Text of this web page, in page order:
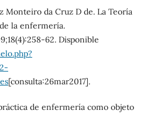
Monteiro da Cruz D de. La Teoría
la enfermería.
62. Disponible
[consulta:26mar2017].
de enfermería como objeto